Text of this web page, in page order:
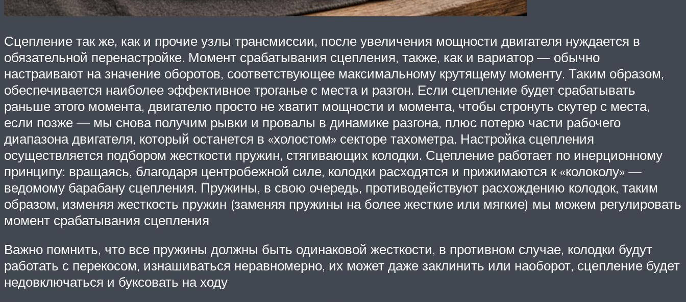
Сцепление так же, как и прочие узлы трансмиссии, после увеличения мощности двигателя нуждается в
обязательной перенастройке. Момент срабатывания сцепления, также, как и вариатор — обычно
настраивают на значение оборотов, соответствующее максимальному крутящему моменту. Таким образом,
обеспечивается наиболее эффективное троганье с места и разгон. Если сцепление будет срабатывать
раньше этого момента, двигателю просто не хватит мощности и момента, чтобы стронуть скутер с места,
если позже — мы снова получим рывки и провалы в динамике разгона, плюс потерю части рабочего
диапазона двигателя, который останется в «холостом» секторе тахометра. Настройка сцепления
осуществляется подбором жесткости пружин, стягивающих колодки. Сцепление работает по инерционному
принципу: вращаясь, благодаря центробежной силе, колодки расходятся и прижимаются к «колоколу» —
ведомому барабану сцепления. Пружины, в свою очередь, противодействуют расхождению колодок, таким
образом, изменяя жесткость пружин (заменяя пружины на более жесткие или мягкие) мы можем регулировать
момент срабатывания сцепления
Важно помнить, что все пружины должны быть одинаковой жесткости, в противном случае, колодки будут
работать с перекосом, изнашиваться неравномерно, их может даже заклинить или наоборот, сцепление будет
недовключаться и буксовать на ходу